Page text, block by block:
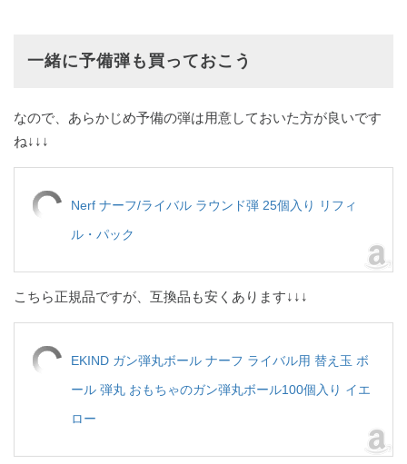
一緒に予備弾も買っておこう
なので、あらかじめ予備の弾は用意しておいた方が良いです
ね↓↓↓
Nerf ナーフ/ライバル ラウンド弾 25個入り リフィ
ル・パック
こちら正規品ですが、互換品も安くあります↓↓↓
EKIND ガン弾丸ボール ナーフ ライバル用 替え玉 ボ
ール 弾丸 おもちゃのガン弾丸ボール100個入り イエ
ロー